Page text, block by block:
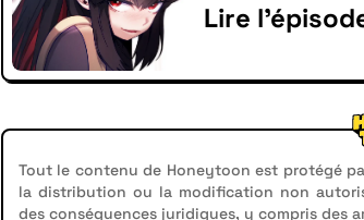
Lire
Tout le contenu de Honeytoon est protégé
la distribution ou la modification non
des conséquences juridiques, y compris des